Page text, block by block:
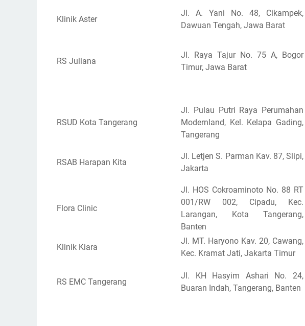
Klinik Aster
Jl. A. Yani No. 48, Cikampek,
Dawuan Tengah, Jawa Barat
RS Juliana
Jl. Raya Tajur No. 75 A, Bogor
Timur, Jawa Barat
RSUD Kota Tangerang
Jl. Pulau Putri Raya Perumahan
Modernland, Kel. Kelapa Gading,
Tangerang
RSAB Harapan Kita
Jl. Letjen S. Parman Kav. 87, Slipi,
Jakarta
Flora Clinic
Jl. HOS Cokroaminoto No. 88 RT
001/RW 002, Cipadu, Kec.
Larangan, Kota Tangerang,
Banten
Klinik Kiara
Jl. MT. Haryono Kav. 20, Cawang,
Kec. Kramat Jati, Jakarta Timur
RS EMC Tangerang
Jl. KH Hasyim Ashari No. 24,
Buaran Indah, Tangerang, Banten